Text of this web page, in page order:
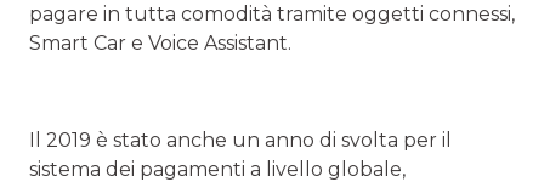
pagare in tutta comodità tramite oggetti connessi,
Smart Car e Voice Assistant.
Il 2019 è stato anche un anno di svolta per il
sistema dei pagamenti a livello globale,